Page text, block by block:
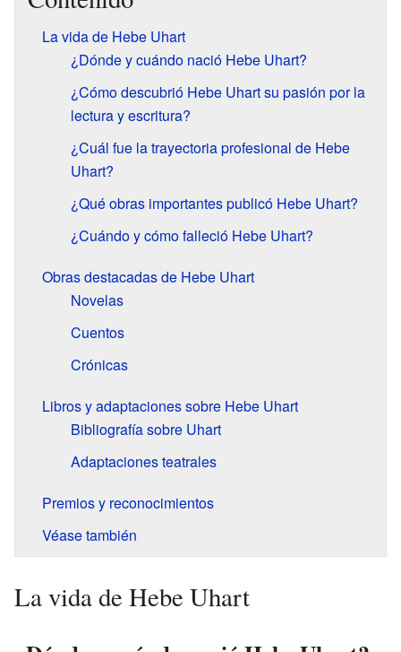
La vida de Hebe Uhart
¿Dónde y cuándo nació Hebe Uhart?
¿Cómo descubrió Hebe Uhart su pasión por la
lectura y escritura?
¿Cuál fue la trayectoria profesional de Hebe
Uhart?
¿Qué obras importantes publicó Hebe Uhart?
¿Cuándo y cómo falleció Hebe Uhart?
Obras destacadas de Hebe Uhart
Novelas
Cuentos
Crónicas
Libros y adaptaciones sobre Hebe Uhart
Bibliografía sobre Uhart
Adaptaciones teatrales
Premios y reconocimientos
Véase también
La vida de Hebe Uhart